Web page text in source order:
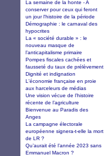
La semaine de la honte - A
conserver pour ceux qui feront
un jour l'histoire de la période
Démographie : le carnaval des
hypocrites
La « société durable » : le
nouveau masque de
l’anticapitalisme primaire
Pompes fiscales cachées et
fausseté du taux de prélèvement
Dignité et indignation
L'économie française en proie
aux harceleurs de médias
Une vision vécue de l’histoire
récente de l’agriculture
Bienvenue au Paradis des
Anges
La campagne électorale
européenne signera-t-elle la mort
de LR ?
Qu’aurait été l’année 2023 sans
Emmanuel Macron ?